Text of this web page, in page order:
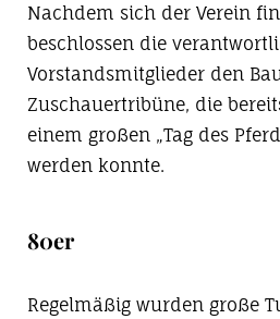
Nachdem sich der Verein
beschlossen die
Vorstandsmitglieder den
Zuschauertribüne, die
einem großen „Tag des
werden konnte.
80er
Regelmäßig wurden große